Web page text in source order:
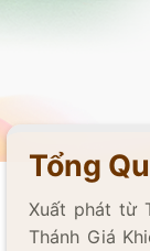
Tổng
Xuất phát từ
Thánh Giá